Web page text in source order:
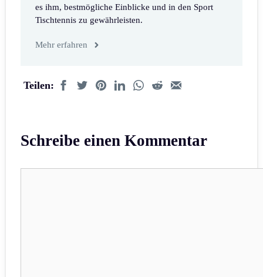
es ihm, bestmögliche Einblicke und in den Sport
Tischtennis zu gewährleisten.
Mehr erfahren
Teilen:
Schreibe einen Kommentar